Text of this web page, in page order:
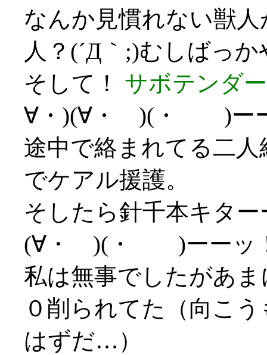
なんか見慣れない獣
人？(´Д｀;)むしばっか
そして！ サボテンダー
∀・)(∀・ )(・ )ー
途中で絡まれてる二
でケアル援護。
そしたら針千本キ
(∀・ )(・ )ーーッ
私は無事でしたがあ
０削られてた（向こ
はずだ…）